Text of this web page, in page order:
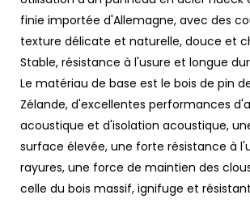
finie importée d'Allemagne, avec des
texture délicate et naturelle, douce et
Stable, résistance à l'usure et longue
Le matériau de base est le bois de pin
Zélande, d'excellentes performances
acoustique et d'isolation acoustique,
surface élevée, une forte résistance à
rayures, une force de maintien des
celle du bois massif, ignifuge et